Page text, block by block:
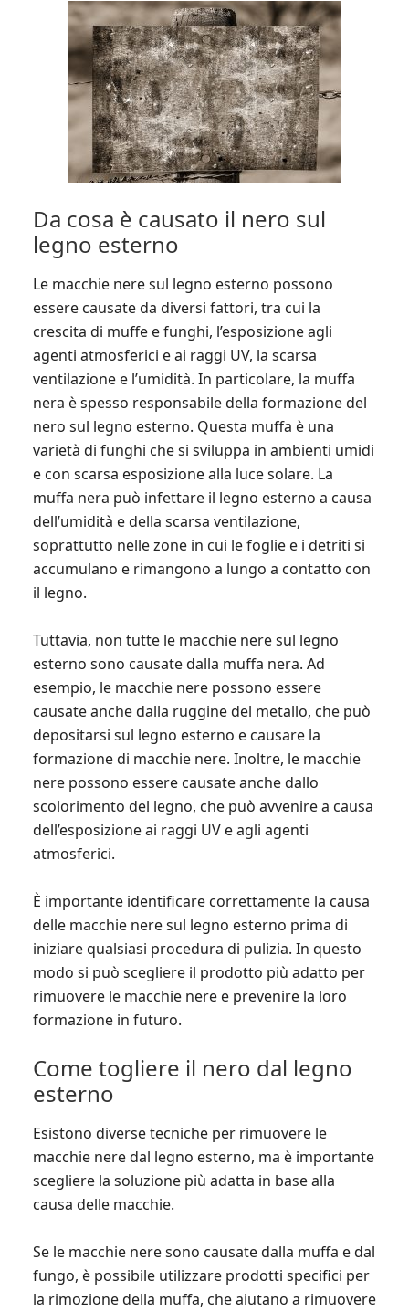
Da cosa è causato il nero sul
legno esterno
Le macchie nere sul legno esterno possono
essere causate da diversi fattori, tra cui la
crescita di muffe e funghi, l’esposizione agli
agenti atmosferici e ai raggi UV, la scarsa
ventilazione e l’umidità. In particolare, la muffa
nera è spesso responsabile della formazione del
nero sul legno esterno. Questa muffa è una
varietà di funghi che si sviluppa in ambienti umidi
e con scarsa esposizione alla luce solare. La
muffa nera può infettare il legno esterno a causa
dell’umidità e della scarsa ventilazione,
soprattutto nelle zone in cui le foglie e i detriti si
accumulano e rimangono a lungo a contatto con
il legno.
Tuttavia, non tutte le macchie nere sul legno
esterno sono causate dalla muffa nera. Ad
esempio, le macchie nere possono essere
causate anche dalla ruggine del metallo, che può
depositarsi sul legno esterno e causare la
formazione di macchie nere. Inoltre, le macchie
nere possono essere causate anche dallo
scolorimento del legno, che può avvenire a causa
dell’esposizione ai raggi UV e agli agenti
atmosferici.
È importante identificare correttamente la causa
delle macchie nere sul legno esterno prima di
iniziare qualsiasi procedura di pulizia. In questo
modo si può scegliere il prodotto più adatto per
rimuovere le macchie nere e prevenire la loro
formazione in futuro.
Come togliere il nero dal legno
esterno
Esistono diverse tecniche per rimuovere le
macchie nere dal legno esterno, ma è importante
scegliere la soluzione più adatta in base alla
causa delle macchie.
Se le macchie nere sono causate dalla muffa e dal
fungo, è possibile utilizzare prodotti specifici per
la rimozione della muffa, che aiutano a rimuovere